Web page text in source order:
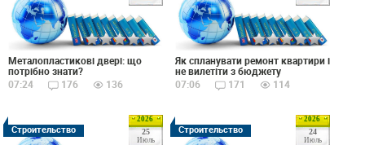
Металопластикові двері: що
потрібно знати?
07:24
176 136
Як спланувати ремонт квартири і
не вилетіти з бюджету
07:06
171 114
2026
25
Июль
Строительство
2026
24
Июль
Строительство